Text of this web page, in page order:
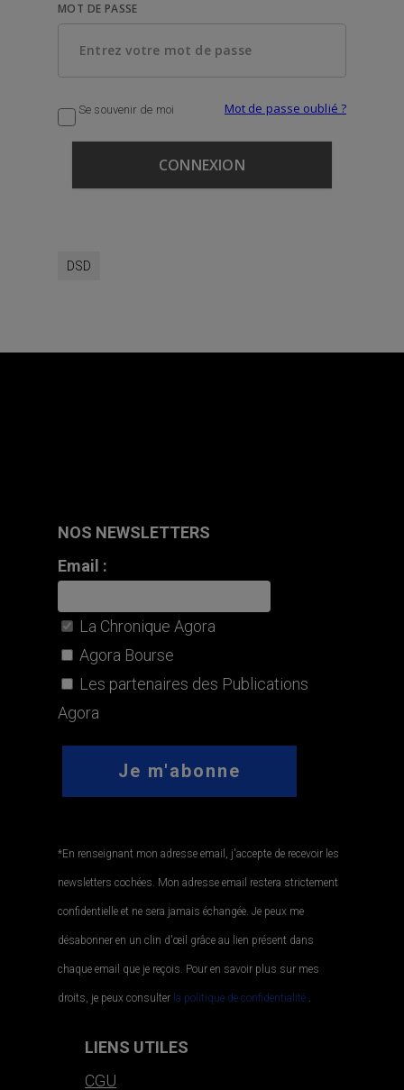
MOT DE PASSE
Se souvenir de moi Mot de passe oublié ?
DSD
NOS NEWSLETTERS
Email :
La Chronique Agora
Agora Bourse
Les partenaires des Publications
Agora
*En renseignant mon adresse email, j'accepte de recevoir les
newsletters cochées. Mon adresse email restera strictement
confidentielle et ne sera jamais échangée. Je peux me
désabonner en un clin d'œil grâce au lien présent dans
chaque email que je reçois. Pour en savoir plus sur mes
droits, je peux consulter la politique de confidentialité..
LIENS UTILES
CGU